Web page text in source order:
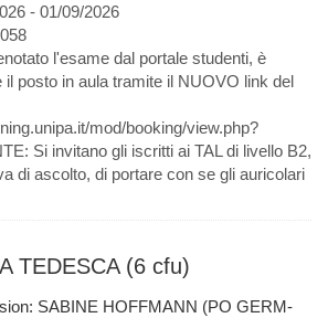
- 01/09/2026
l'esame dal portale studenti, è
il posto in aula tramite il NUOVO link del
mod/booking/view.php?
Si invitano gli iscritti ai TAL di livello B2,
di ascolto, di portare con se gli auricolari
TEDESCA (6 cfu)
SABINE HOFFMANN (PO GERM-